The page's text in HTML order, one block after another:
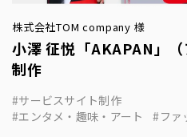
株式会社TOM company 様
小澤 征悦「AKAPAN」
制作
サービスサイト制作
エンタメ・趣味・アート
ファ